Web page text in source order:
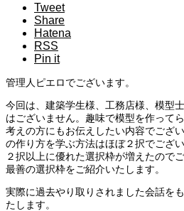
Tweet
Share
Hatena
RSS
Pin it
管理人ピエロでございます。
今回は、建築学生様、工務店様、模型
はございません。趣味で模型を作って
考えの方にもお伝えしたい内容でござ
の作り方を学ぶ方法はほぼ２択でござ
２択以上に優れた選択枠が増えたので
最善の選択枠をご紹介いたします。
実際に過去やり取りされました会話を
たします。